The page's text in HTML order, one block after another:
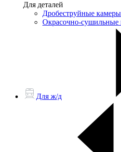
Для деталей
Дробеструйные камеры
Окрасочно-сушильные
Для ж/д